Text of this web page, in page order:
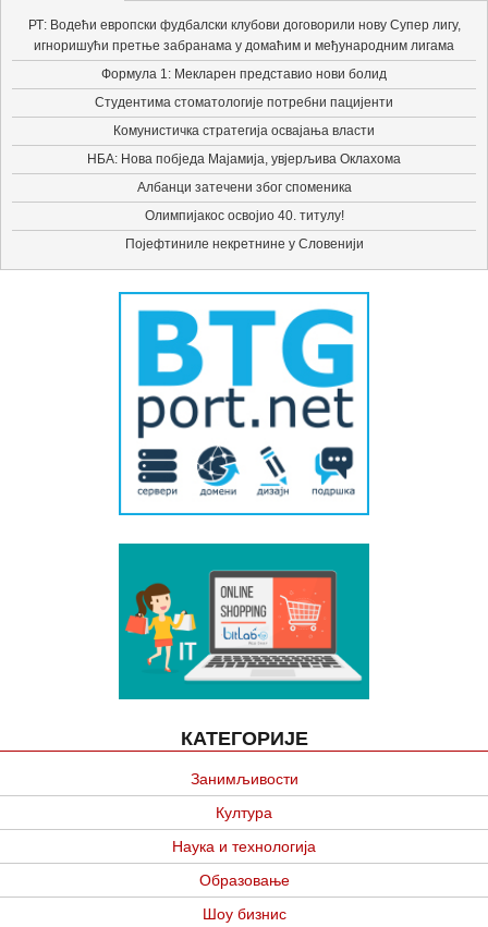
РТ: Водећи европски фудбалски клубови договорили нову Супер лигу,
игноришући претње забранама у домаћим и међународним лигама
Формула 1: Мекларен представио нови болид
Студентима стоматологије потребни пацијенти
Комунистичка стратегија освајања власти
НБА: Нова побједа Мајамија, увјерљива Оклахома
Албанци затечени због споменика
Олимпијакос освојио 40. титулу!
Појефтиниле некретнине у Словенији
КАТЕГОРИЈЕ
Занимљивости
Култура
Наука и технологија
Образовање
Шоу бизнис